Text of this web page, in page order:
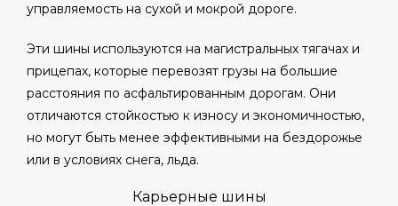
управляемость на сухой и мокрой дороге.
Эти шины используются на магистральных тягачах и
прицепах, которые перевозят грузы на большие
расстояния по асфальтированным дорогам. Они
отличаются стойкостью к износу и экономичностью,
но могут быть менее эффективными на бездорожье
или в условиях снега, льда.
Карьерные шины